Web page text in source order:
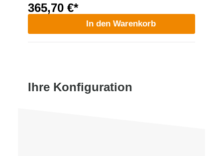
365,70 €*
In den Warenkorb
Ihre Konfiguration